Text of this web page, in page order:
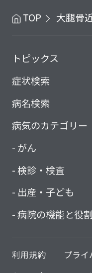
TOP 大腿骨
トピックス
症状検索
病名検索
病気のカテゴリー
がん
検診・検査
出産・子ども
病院の機能と役割
利用規約
プライ